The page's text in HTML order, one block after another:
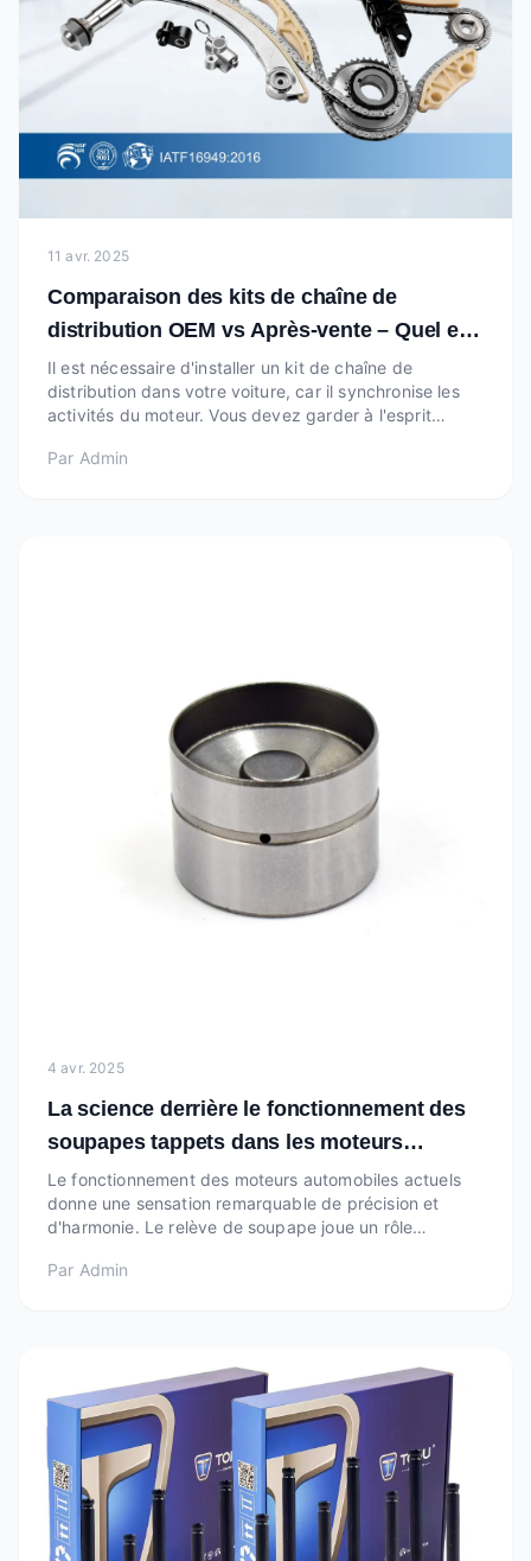
11 avr. 2025
Comparaison des kits de chaîne de
distribution OEM vs Après-vente – Quel est
le meilleur pour vous
Il est nécessaire d'installer un kit de chaîne de
distribution dans votre voiture, car il synchronise les
activités du moteur. Vous devez garder à l'esprit
peut affecter le fonctionnement, la fiabilité et les coûts
Par Admin
4 avr. 2025
La science derrière le fonctionnement des
soupapes tappets dans les moteurs
modernes
Le fonctionnement des moteurs automobiles actuels
donne une sensation remarquable de précision et
d'harmonie. Le relève de soupape joue un rôle
soupape ne soit qu'une petite pièce, il est crucial pour
Par Admin